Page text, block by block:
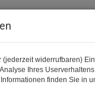
(jederzeit widerrufbaren)
Ihres
finden Sie in